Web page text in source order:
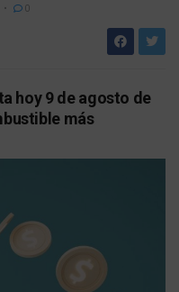
0
hoy 9 de agosto de
más